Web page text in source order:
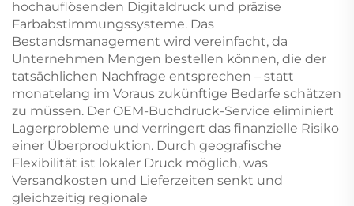
hochauflösenden Digitaldruck und präzise
Farbabstimmungssysteme. Das
Bestandsmanagement wird vereinfacht, da
Unternehmen Mengen bestellen können, die der
tatsächlichen Nachfrage entsprechen – statt
monatelang im Voraus zukünftige Bedarfe schätzen
zu müssen. Der OEM-Buchdruck-Service eliminiert
Lagerprobleme und verringert das finanzielle Risiko
einer Überproduktion. Durch geografische
Flexibilität ist lokaler Druck möglich, was
Versandkosten und Lieferzeiten senkt und
gleichzeitig regionale